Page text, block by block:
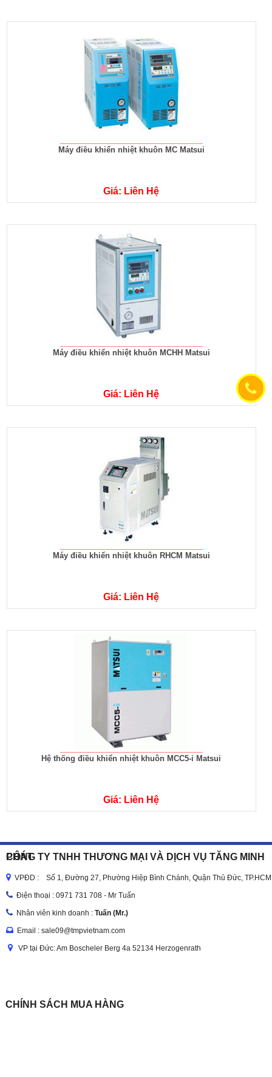
Máy điều khiển nhiệt khuôn MC Matsui
Giá: Liên Hệ
Máy điều khiển nhiệt khuôn MCHH Matsui
Giá: Liên Hệ
Máy điều khiển nhiệt khuôn RHCM Matsui
Giá: Liên Hệ
Hệ thống điều khiển nhiệt khuôn MCC5-i Matsui
Giá: Liên Hệ
CÔNG TY TNHH THƯƠNG MẠI VÀ DỊCH VỤ TĂNG MINH PHÁT
VPĐD : Số 1, Đường 27, Phường Hiệp Bình Chánh, Quận Thủ Đức, TP.HCM
Điện thoại : 0971 731 708 - Mr Tuấn
Nhân viên kinh doanh : Tuấn (Mr.)
Email : sale09@tmpvietnam.com
VP tại Đức: Am Boscheler Berg 4a 52134 Herzogenrath
CHÍNH SÁCH MUA HÀNG